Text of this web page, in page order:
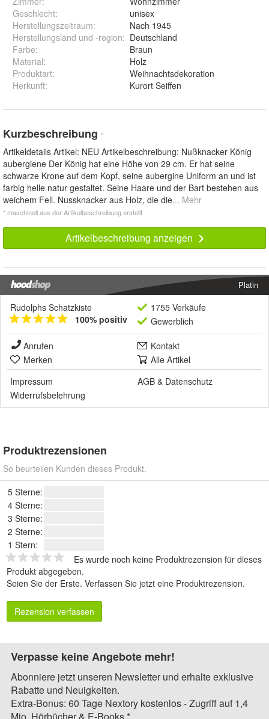
Geschlecht:
unisex
Herstellungszeitraum:
Nach 1945
Herstellungsland und -region: Deutschland
Farbe:
Braun
Material:
Holz
Produktart:
Weihnachtsdekoration
Herkunft: Kurort Seiffen
Kurzbeschreibung *
Artikeldetails Artikel: NEU Artikelbeschreibung: Nußknacker König
aubergiene Der König hat eine Höhe von 29 cm. Er hat seine
schwarze Krone auf dem Kopf, seine aubergine Uniform an und ist
farbig helle natur gestaltet. Seine Haare und der Bart bestehen aus
weichem Fell. Nussknacker aus Holz, die die... Mehr
* maschinell aus der Artikelbeschreibung erstellt
Artikelbeschreibung anzeigen
Platin
Rudolphs Schatzkiste
100% positiv
1755 Verkäufe
Gewerblich
Anrufen
Kontakt
Merken
Alle Artikel
Impressum
AGB & Datenschutz
Widerrufsbelehrung
Produktrezensionen
So beurteilen Kunden dieses Produkt.
5 Sterne:
4 Sterne:
3 Sterne:
2 Sterne:
1 Stern:
Es wurde noch keine Produktrezension für dieses
Produkt abgegeben.
Seien Sie der Erste. Verfassen Sie jetzt eine Produktrezension.
Rezension verfassen
Verpasse keine Angebote mehr!
Abonniere jetzt unseren Newsletter und erhalte exklusive
Rabatte und Neuigkeiten.
Extra-Bonus: 60 Tage Nextory kostenlos - Zugriff auf 1,4